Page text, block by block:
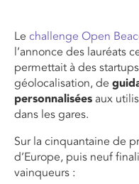
Le challenge Open
l’annonce des lauréats
permettait à des
géolocalisation, de
personnalisées aux
dans les gares.
Sur la cinquantaine de
d’Europe, puis neuf
vainqueurs :